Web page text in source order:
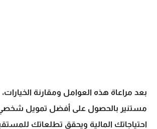
بعد مراعاة هذه العوامل ومقارنة الخيارات،
مستنير بالحصول على أفضل تمويل
احتياجاتك المالية ويحقق تطلعاتك